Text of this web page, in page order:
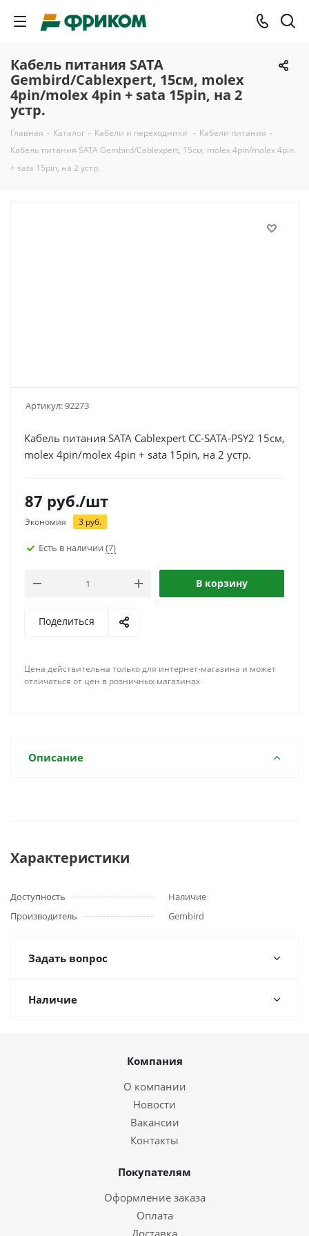
Кабель питания SATA
Gembird/Cablexpert, 15см, molex
4pin/molex 4pin + sata 15pin, на 2
устр.
Главная - Каталог - Кабели и переходники - Кабели питания -
Кабель питания SATA Gembird/Cablexpert, 15см, molex 4pin/molex 4pin
+ sata 15pin, на 2 устр.
Артикул:92273
Кабель питания SATA Cablexpert CC-SATA-PSY2 15см,
molex 4pin/molex 4pin + sata 15pin, на 2 устр.
87 руб./шт
Экономия 3 руб.
Есть в наличии (7)
В корзину
Поделиться
Цена действительна только для интернет-магазина и может
отличаться от цен в розничных магазинах
Описание
Характеристики
Доступность
Наличие
Производитель
Gembird
Задать вопрос
Наличие
Компания
О компании
Новости
Вакансии
Контакты
Покупателям
Оформление заказа
Оплата
Доставка